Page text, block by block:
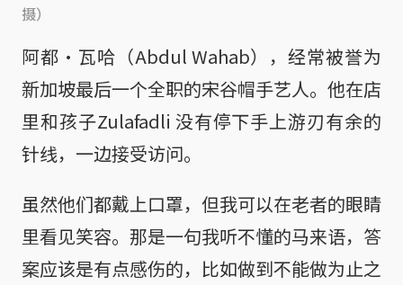
摄）
阿都·瓦哈（Abdul Wahab），经常被誉为
新加坡最后一个全职的宋谷帽手艺人。他在店
里和孩子Zulafadli 没有停下手上游刃有余的
针线，一边接受访问。
虽然他们都戴上口罩，但我可以在老者的眼睛
里看见笑容。那是一句我听不懂的马来语，答
案应该是有点感伤的，比如做到不能做为止之